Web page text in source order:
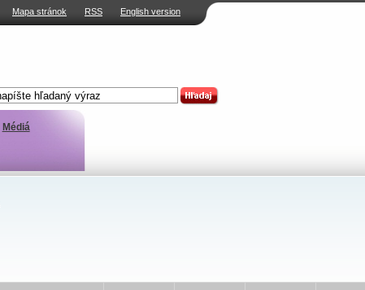
Mapa stránok RSS English version
Médiá